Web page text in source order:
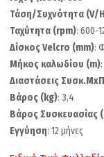
Τάση/Συχνότητα (V/
Ταχύτητα (rpm): 600-
Δίσκος Velcro (mm):
Μήκος καλωδίου (m)
Διαστάσεις
Βάρος (kg): 3,4
Βάρος Συσκευασίας
Εγγύηση: 12 μήνες